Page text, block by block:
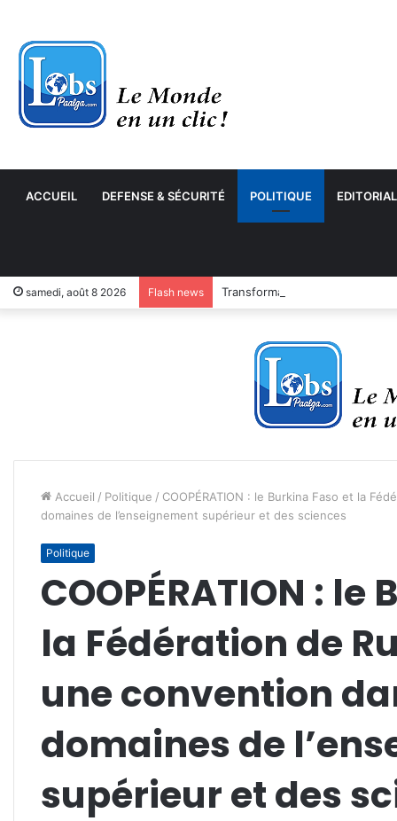
ACCUEIL DEFENSE & SÉCURITÉ POLITIQUE EDITORIAL
samedi, août 8 2026 Flash news Transformation numérique : le
Accueil / Politique / COOPÉRATION : le Burkina Faso et la
domaines de l’enseignement supérieur et des sciences
Politique
COOPÉRATION :
la Fédération de
une convention
domaines de
supérieur et des